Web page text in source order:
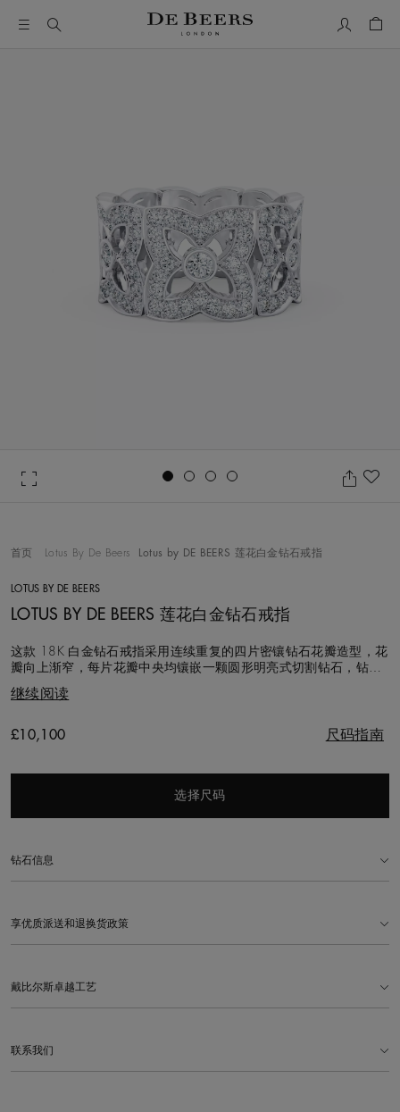
首页 Lotus By De Beers Lotus by DE BEERS 莲花白金钻石戒指
LOTUS BY DE BEERS
LOTUS BY DE BEERS 莲花白金钻石戒指
这款 18K 白金钻石戒指采用连续重复的四片密镶钻石花瓣造型，花
瓣向上渐窄，每片花瓣中央均镶嵌一颗圆形明亮式切割钻石，钻石
卡万戈三角洲的莲花，采用独特的四瓣莲花造型。这款标志性的设
愿。每一
继续阅读
Original price
£10,100 尺码指南
选择尺码
钻石信息
享优质派送和退换货政策
戴比尔斯卓越工艺
联系我们